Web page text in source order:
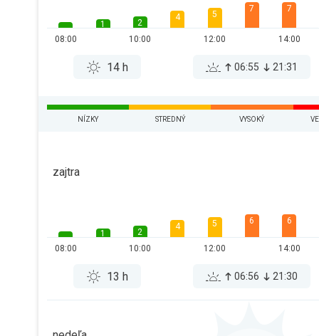
08:00
1
2
10:00
4 5
12:00
7 7
14:00
14 h 06:55 21:31
NÍZKY STREDNÝ VYSOKÝ
zajtra
08:00
1
2
10:00
4 5
12:00
6 6
14:00
13 h 06:56 21:30